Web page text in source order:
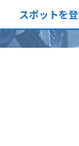
スポットを